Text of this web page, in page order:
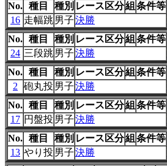
No. 種目 種別 レース区分組 条件等
16 走幅跳男子決勝
No. 種目 種別 レース区分組 条件等
24 三段跳男子決勝
No. 種目 種別 レース区分組 条件等
2
砲丸投 男子決勝
No. 種目 種別 レース区分組 条件等
17 円盤投 男子決勝
No. 種目 種別 レース区分組 条件等
13 やり投 男子決勝